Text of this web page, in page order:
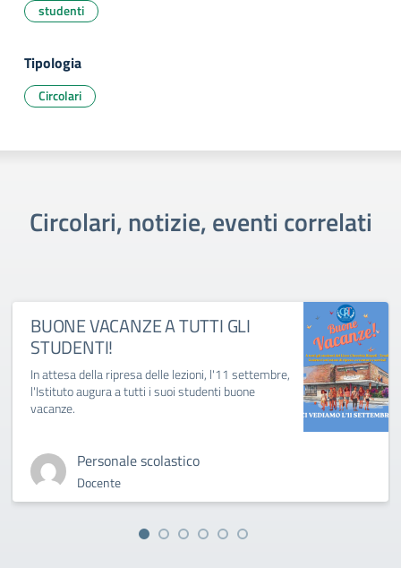
studenti
Tipologia
Circolari
Circolari, notizie, eventi correlati
BUONE VACANZE A TUTTI GLI
STUDENTI!
In attesa della ripresa delle lezioni, l'11 settembre,
l'Istituto augura a tutti i suoi studenti buone
vacanze.
Personale scolastico
Docente